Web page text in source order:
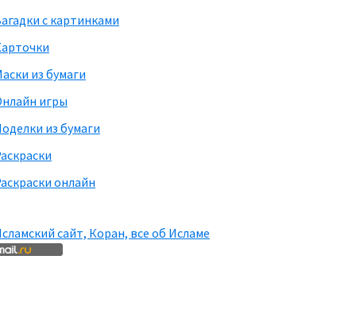
с картинками
из бумаги
игры
из бумаги
онлайн
сайт, Коран, все об Исламе